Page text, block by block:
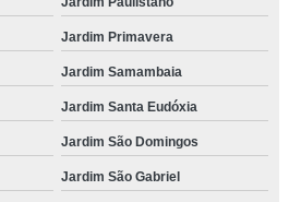
Jardim Primavera
Jardim Samambaia
Jardim Santa Eudóxia
Jardim São Domingos
Jardim São Gabriel